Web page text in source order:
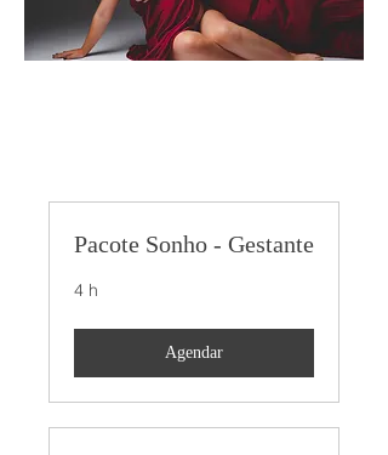
Pacote Sonho - Gestante
4 h
Agendar